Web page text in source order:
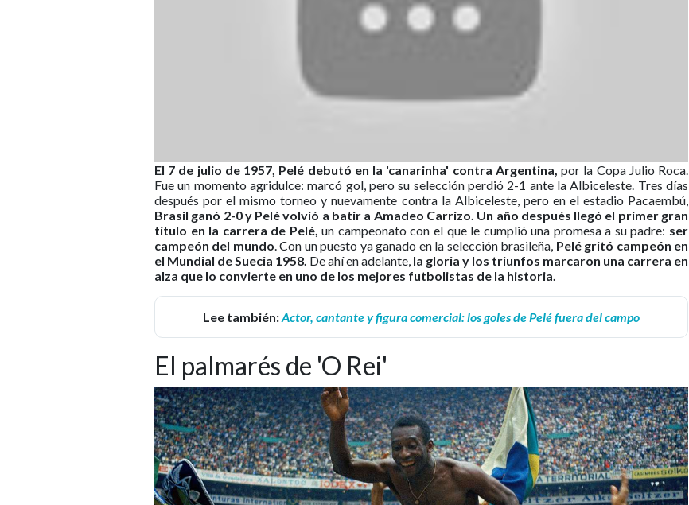
El 7 de julio de 1957, Pelé debutó en la 'canarinha' contra Argentina, por la Copa Julio Roca.
Fue un momento agridulce: marcó gol, pero su selección perdió 2-1 ante la Albiceleste. Tres días
después por el mismo torneo y nuevamente contra la Albiceleste, pero en el estadio Pacaembú,
Brasil ganó 2-0 y Pelé volvió a batir a Amadeo Carrizo. Un año después llegó el primer gran
título en la carrera de Pelé, un campeonato con el que le cumplió una promesa a su padre: ser
campeón del mundo . Con un puesto ya ganado en la selección brasileña, Pelé gritó campeón en
el Mundial de Suecia 1958. De ahí en adelante, la gloria y los triunfos marcaron una carrera en
alza que lo convierte en uno de los mejores futbolistas de la historia.
Lee también:Actor, cantante y figura comercial: los goles de Pelé fuera del campo
El palmarés de 'O Rei'